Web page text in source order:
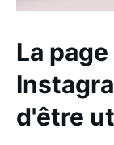
La
d'être